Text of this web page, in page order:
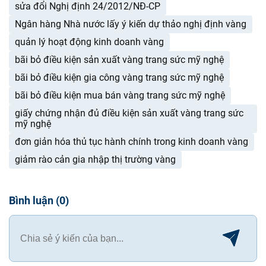
sửa đổi Nghị định 24/2012/NĐ-CP
Ngân hàng Nhà nước lấy ý kiến dự thảo nghị định vàng
quản lý hoạt động kinh doanh vàng
bãi bỏ điều kiện sản xuất vàng trang sức mỹ nghệ
bãi bỏ điều kiện gia công vàng trang sức mỹ nghệ
bãi bỏ điều kiện mua bán vàng trang sức mỹ nghệ
giấy chứng nhận đủ điều kiện sản xuất vàng trang sức
mỹ nghệ
đơn giản hóa thủ tục hành chính trong kinh doanh vàng
giảm rào cản gia nhập thị trường vàng
Bình luận (0)